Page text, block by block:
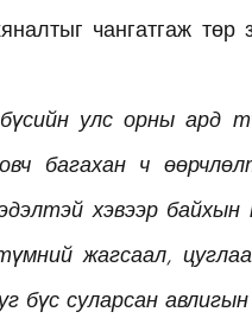
чангатгаж төр
улс орны ард
багахан ч
хэвээр байхын
жагсаал,
бүс суларсан